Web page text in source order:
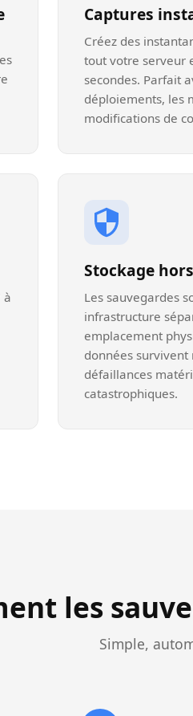
Captures
Créez des
tout votre serveur
secondes. Parfait
déploiements, les
modifications de
à
Stockage
Les sauvegardes
infrastructure
emplacement
données survivent
défaillances
catastrophiques.
les
Simple,